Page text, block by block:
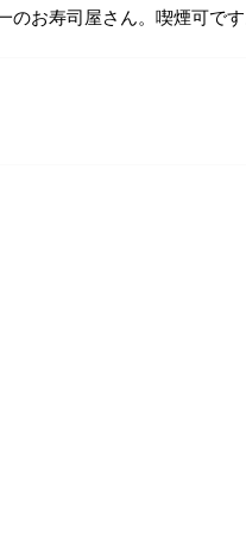
のお寿司屋さん。喫煙可です